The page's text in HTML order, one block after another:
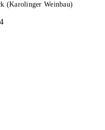
(Karolinger Weinbau)